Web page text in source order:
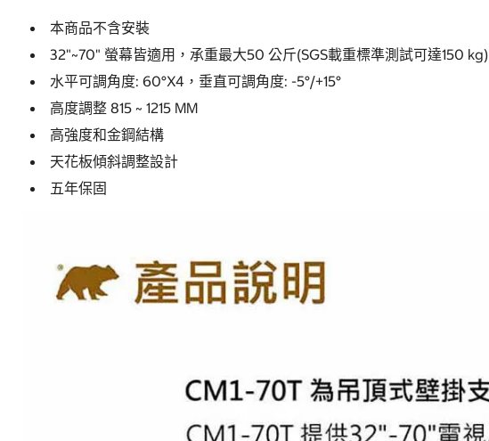
本商品不含安裝
32"~70" 螢幕皆適用，承重最大50 公斤(SGS載重標準測試可達150 kg)
水平可調角度: 60°X4，垂直可調角度: -5°/+15°
高度調整 815 ~ 1215 MM
高強度和金鋼結構
天花板傾斜調整設計
五年保固